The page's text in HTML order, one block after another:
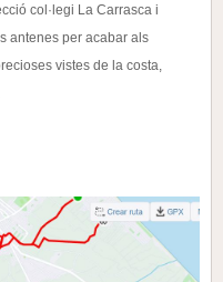
col·legi La Carrasca i
antenes per acabar als
vistes de la costa,